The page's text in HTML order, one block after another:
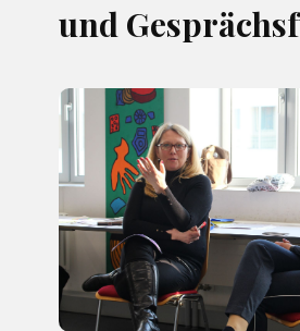
und